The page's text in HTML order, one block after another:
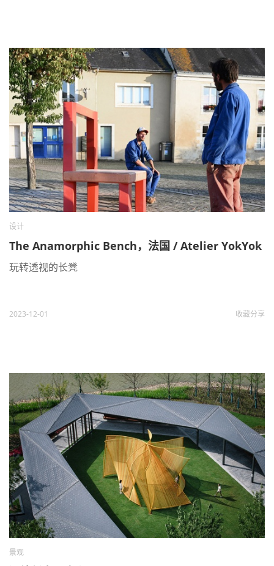
设计
The Anamorphic Bench，法国 / Atelier YokYok
玩转透视的长凳
2023-12-01 收藏分享
景观